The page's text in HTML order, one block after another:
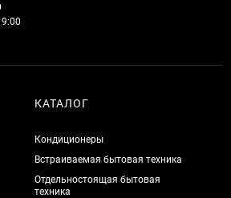
КАТАЛОГ
Кондиционеры
Встраиваемая бытовая техника
Отдельностоящая бытовая
техника